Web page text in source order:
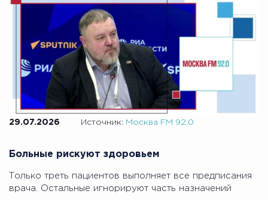
29.07.2026 Источник: Москва FM 92.0
Больные рискуют здоровьем
Только треть пациентов выполняет все предписания
врача. Остальные игнорируют часть назначений